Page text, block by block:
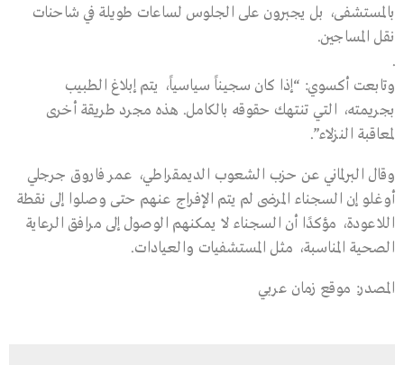
بالمستشفى، بل يجبرون على الجلوس لساعات طويلة في شاحنات
نقل المساجين.
.
وتابعت أكسوي: “إذا كان سجيناً سياسياً، يتم إبلاغ الطبيب
بجريمته، التي تنتهك حقوقه بالكامل. هذه مجرد طريقة أخرى
لمعاقبة النزلاء”.
وقال البرلماني عن حزب الشعوب الديمقراطي، عمر فاروق جرجلي
أوغلو إن السجناء المرضى لم يتم الإفراج عنهم حتى وصلوا إلى نقطة
اللاعودة، مؤكدًا أن السجناء لا يمكنهم الوصول إلى مرافق الرعاية
الصحية المناسبة، مثل المستشفيات والعيادات.
المصدر: موقع زمان عربي